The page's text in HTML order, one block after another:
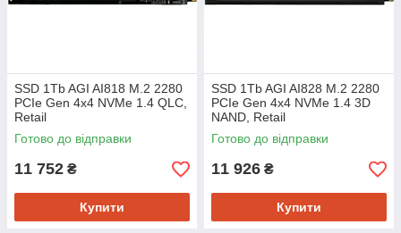
SSD 1Tb AGI AI818 M.2 2280
PCIe Gen 4x4 NVMe 1.4 QLC,
Retail
Готово до відправки
11 752 ₴
Купити
SSD 1Tb AGI AI828 M.2 2280
PCIe Gen 4x4 NVMe 1.4 3D
NAND, Retail
Готово до відправки
11 926 ₴
Купити